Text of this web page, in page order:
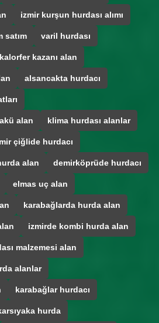
izmir kurşun hurdası alımı
satım varil hurdası
kalorfer kazanı alan
alsancakta hurdacı
alan klima hurdası alanlar
çiğlide hurdacı
alan demirköprüde hurdacı
elmas uç alan
karabağlarda hurda alan
izmirde kombi hurda alan
malzemesi alan
alanlar
karabağlar hurdacı
hurda